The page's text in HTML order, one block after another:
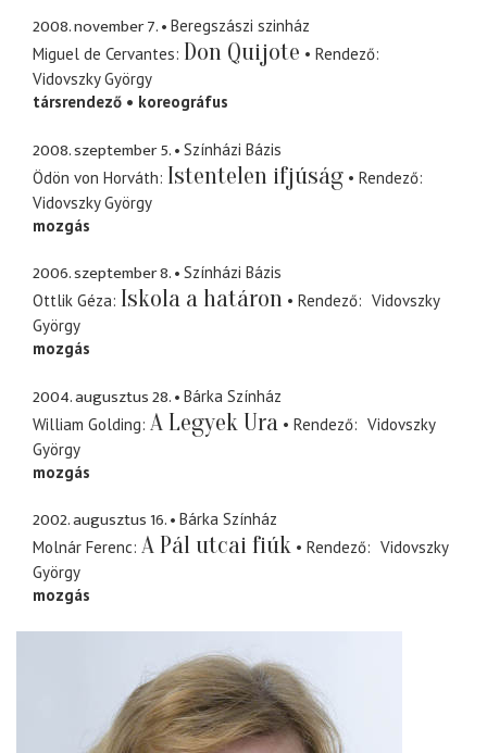
2008. november 7.
Beregszászi szinház
Miguel de Cervantes Don Quijote
Rendező
Vidovszky György
társrendező
koreográfus
2008. szeptember 5.
Színházi Bázis
Ödön von Horváth Istentelen ifjúság
Rendező
Vidovszky György
mozgás
2006. szeptember 8.
Színházi Bázis
Ottlik Géza Iskola a határon Rendező
Vidovszky
György
mozgás
2004. augusztus 28.
Bárka Színház
William Golding A Legyek Ura Rendező
Vidovszky
György
mozgás
2002. augusztus 16.
Bárka Színház
Molnár Ferenc A Pál utcai fiúk Rendező
Vidovszky
György
mozgás